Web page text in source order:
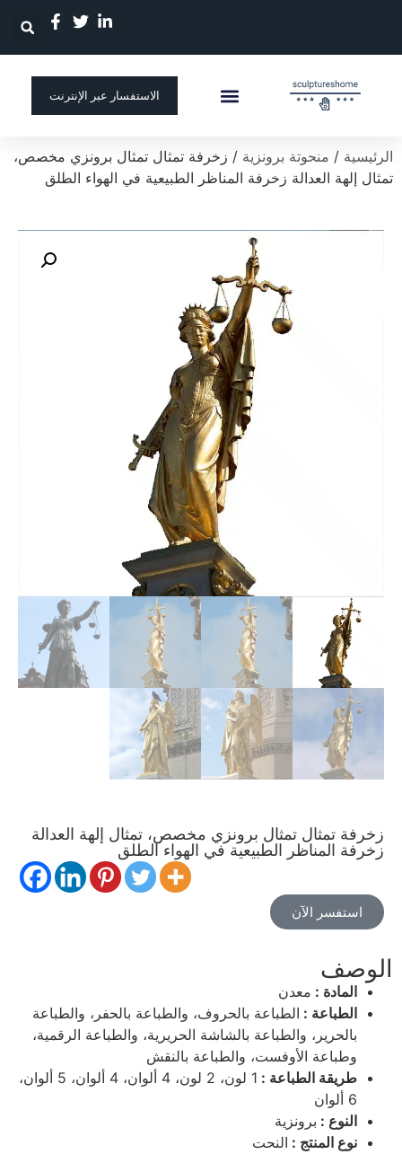
الاستفسار عبر الإنترنت
الرئيسية / منحوتة برونزية / زخرفة تمثال تمثال برونزي مخصص،
تمثال إلهة العدالة زخرفة المناظر الطبيعية في الهواء الطلق
زخرفة تمثال تمثال برونزي مخصص، تمثال إلهة العدالة
زخرفة المناظر الطبيعية في الهواء الطلق
استفسر الآن
الوصف
المادة : معدن
الطباعة : الطباعة بالحروف، والطباعة بالحفر، والطباعة
بالحرير، والطباعة بالشاشة الحريرية، والطباعة الرقمية،
وطباعة الأوفست، والطباعة بالنقش
طريقة الطباعة :
1 لون، 2 لون، 4 ألوان، 4 ألوان، 5 ألوان،
6 ألوان
النوع : برونزية
نوع المنتج : النحت